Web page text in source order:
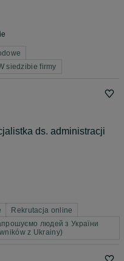
siedzibie firmy
ds. administracji
Rekrutacja online
людей з України
z Ukrainy)